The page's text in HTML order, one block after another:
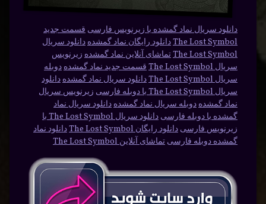
دانلود سریال نماد گمشده با زیرنویس فارسی قسمت جدید
The Lost Symbolدانلود رایگان نماد گمشدهدانلود سریال
The Lost Symbolتماشای آنلاین نماد گمشده زیرنویس
سریال The Lost Symbol
قسمت جدید نماد گمشدهدوبله
سریال The Lost Symbol
دانلود سریال نماد گمشدهدانلود
سریال The Lost Symbol با دوبله فارسی
زیرنویس سریال
نماد گمشدهدوبله سریال نماد گمشدهدانلود سریال نماد
گمشده با دوبله فارسی
دانلود سریال The Lost Symbol با
زیرنویس فارسی دانلود رایگان The Lost Symbol
دانلود نماد
گمشده دوبله فارسی تماشای آنلاین The Lost Symbol